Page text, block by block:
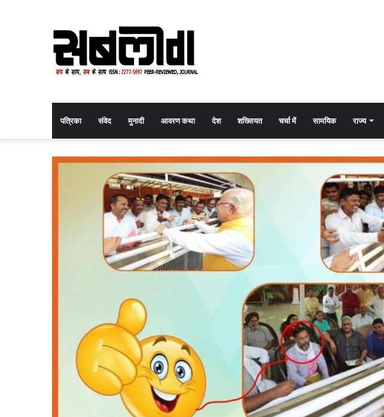
पत्रिका संवेद मुनादी आवरण कथा देश शख्सियत चर्चा में सामयिक राज्य